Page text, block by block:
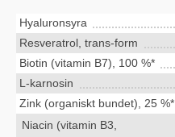
Hyaluronsyra
Resveratrol, trans-form
Biotin (vitamin B7), 100 %*
L-karnosin
Zink (organiskt bundet), 25 %*
Niacin (vitamin B3,